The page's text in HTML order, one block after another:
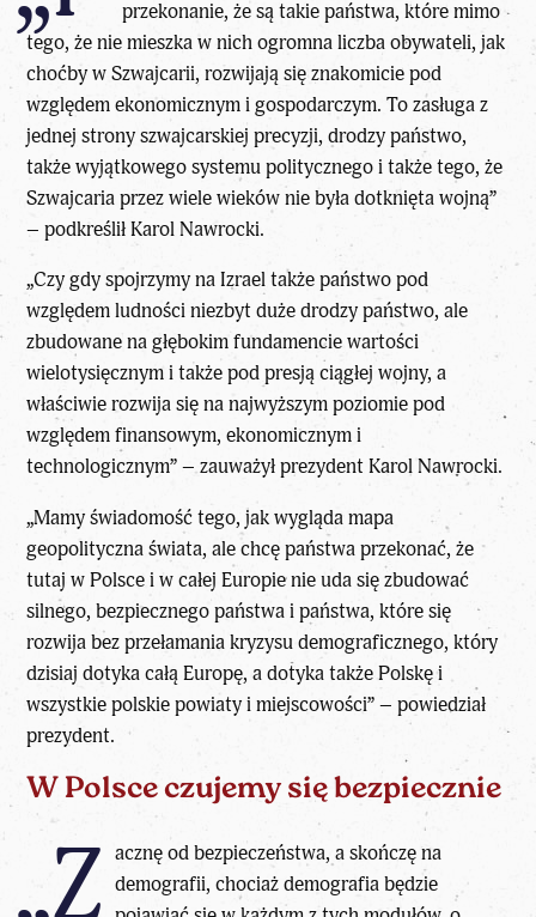
przekonanie, że są takie państwa, które mimo
tego, że nie mieszka w nich ogromna liczba obywateli, jak
choćby w Szwajcarii, rozwijają się znakomicie pod
względem ekonomicznym i gospodarczym. To zasługa z
jednej strony szwajcarskiej precyzji, drodzy państwo,
także wyjątkowego systemu politycznego i także tego, że
Szwajcaria przez wiele wieków nie była dotknięta wojną”
– podkreślił Karol Nawrocki.
„Czy gdy spojrzymy na Izrael także państwo pod
względem ludności niezbyt duże drodzy państwo, ale
zbudowane na głębokim fundamencie wartości
wielotysięcznym i także pod presją ciągłej wojny, a
właściwie rozwija się na najwyższym poziomie pod
względem finansowym, ekonomicznym i
technologicznym” – zauważył prezydent Karol Nawrocki.
„Mamy świadomość tego, jak wygląda mapa
geopolityczna świata, ale chcę państwa przekonać, że
tutaj w Polsce i w całej Europie nie uda się zbudować
silnego, bezpiecznego państwa i państwa, które się
rozwija bez przełamania kryzysu demograficznego, który
dzisiaj dotyka całą Europę, a dotyka także Polskę i
wszystkie polskie powiaty i miejscowości” – powiedział
prezydent.
W Polsce czujemy się bezpiecznie
„Z acznę od bezpieczeństwa, a skończę na
demografii, chociaż demografia będzie